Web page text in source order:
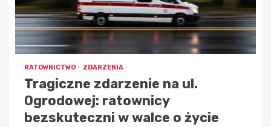
RATOWNICTWO ZDARZENIA
Tragiczne zdarzenie na ul.
Ogrodowej: ratownicy
bezskuteczni w walce o życie